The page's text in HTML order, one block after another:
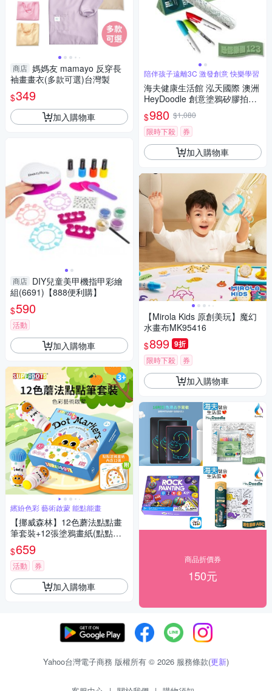
商店 媽媽友 mamayo 反穿長
袖畫畫衣(多款可選)台灣製
$349
加入購物車
商店 DIY兒童美甲機指甲彩繪
組(6691)【888便利購】
$590
活動
加入購物車
繽紛色彩 藝術啟蒙 能點能畫
【挪威森林】12色蘑法點點畫
筆套裝+12張塗鴉畫紙(點點筆
彩虹色 彩色筆 畫畫筆 塗鴉筆)
$659
活動 券
加入購物車
陪伴孩子遠離3C 激發創意 快樂學習
海夫健康生活館 泓天國際 澳洲
HeyDoodle 創意塗鴉矽膠拍拍
手環 恐龍樂園123 雙包裝
$980 $1,080
限時下殺
券
加入購物車
【Mirola Kids 原創美玩】魔幻
水畫布MK95416
$899 9折
限時下殺 券
加入購物車
商品折價券
150元
Yahoo台灣電子商務 版權所有 © 2026 服務條款(更新)